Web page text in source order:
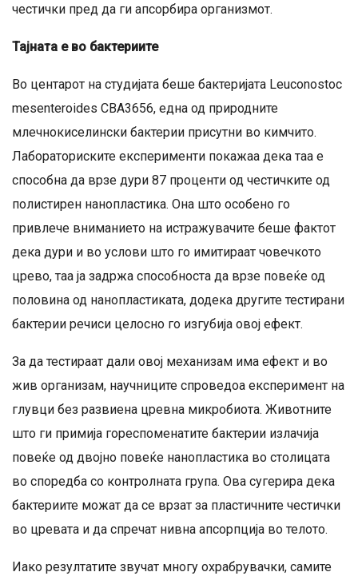
честички пред да ги апсорбира организмот.
Тајната е во бактериите
Во центарот на студијата беше бактеријата Leuconostoc
mesenteroides CBA3656, една од природните
млечнокиселински бактерии присутни во кимчито.
Лабораториските експерименти покажаа дека таа е
способна да врзе дури 87 проценти од честичките од
полистирен нанопластика. Она што особено го
привлече вниманието на истражувачите беше фактот
дека дури и во услови што го имитираат човечкото
црево, таа ја задржа способноста да врзе повеќе од
половина од нанопластиката, додека другите тестирани
бактерии речиси целосно го изгубија овој ефект.
За да тестираат дали овој механизам има ефект и во
жив организам, научниците спроведоа експеримент на
глувци без развиена цревна микробиота. Животните
што ги примија гореспоменатите бактерии излачија
повеќе од двојно повеќе нанопластика во столицата
во споредба со контролната група. Ова сугерира дека
бактериите можат да се врзат за пластичните честички
во цревата и да спречат нивна апсорпција во телото.
Иако резултатите звучат многу охрабрувачки, самите